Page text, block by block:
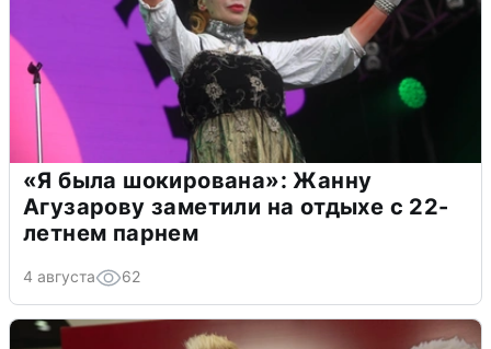
«Я была шокирована»: Жанну
Агузарову заметили на отдыхе с 22-
летнем парнем
4 августа 62